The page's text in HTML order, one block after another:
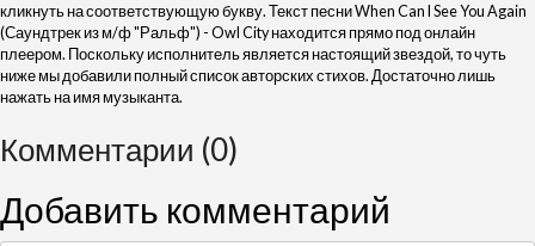
кликнуть на соответствующую букву. Текст песни When Can I See You Again
(Саундтрек из м/ф "Ральф") - Owl City находится прямо под онлайн
плеером. Поскольку исполнитель является настоящий звездой, то чуть
ниже мы добавили полный список авторских стихов. Достаточно лишь
нажать на имя музыканта.
Комментарии (0)
Добавить комментарий